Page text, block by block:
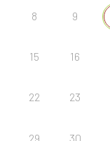
8 9
15 16
22 23
29 30